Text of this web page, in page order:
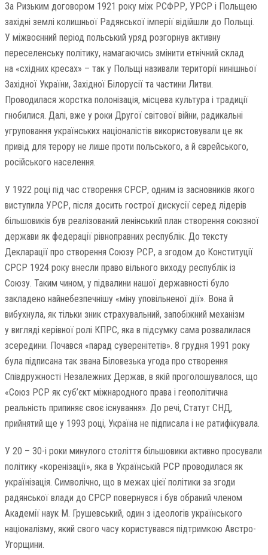
За Ризьким договором 1921 року між РСФРР, УРСР і Польщею
західні землі колишньої Радянської імперії відійшли до Польщі.
У міжвоєнний період польський уряд розгорнув активну
переселенську політику, намагаючись змінити етнічний склад
на «східних кресах» – так у Польщі називали території нинішньої
Західної України, Західної Білорусії та частини Литви.
Проводилася жорстка полонізація, місцева культура і традиції
гнобилися. Далі, вже у роки Другої світової війни, радикальні
угруповання українських націоналістів використовували це як
привід для терору не лише проти польського, а й єврейського,
російського населення.
У 1922 році під час створення СРСР, одним із засновників якого
виступила УРСР, після досить гострої дискусії серед лідерів
більшовиків був реалізований ленінський план створення союзної
держави як федерації рівноправних республік. До тексту
Декларації про створення Союзу РСР, а згодом до Конституції
СРСР 1924 року внесли право вільного виходу республік із
Союзу. Таким чином, у підвалини нашої державності було
закладено найнебезпечнішу «міну уповільненої дії». Вона й
вибухнула, як тільки зник страхувальний, запобіжний механізм
у вигляді керівної ролі КПРС, яка в підсумку сама розвалилася
зсередини. Почався «парад суверенітетів». 8 грудня 1991 року
була підписана так звана Біловезька угода про створення
Співдружності Незалежних Держав, в якій проголошувалося, що
«Союз РСР як суб’єкт міжнародного права і геополітична
реальність припиняє своє існування». До речі, Статут СНД,
прийнятий ще у 1993 році, Україна не підписала і не ратифікувала.
У 20 – 30-і роки минулого століття більшовики активно просували
політику «коренізації», яка в Українській РСР проводилася як
українізація. Символічно, що в межах цієї політики за згоди
радянської влади до СРСР повернувся і був обраний членом
Академії наук М. Грушевський, один з ідеологів українського
націоналізму, який свого часу користувався підтримкою Австро-
Угорщини.